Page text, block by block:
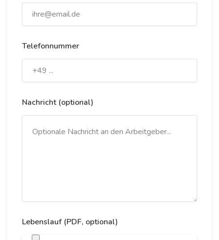
Telefonnummer
Nachricht (optional)
Lebenslauf (PDF, optional)